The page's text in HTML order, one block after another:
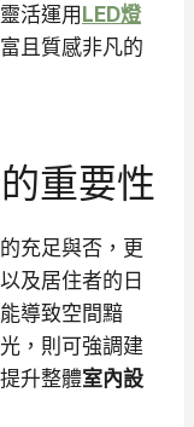
活運用LED燈
且質感非凡的
重要性
充足與否，更
及居住者的日
導致空間黯
，則可強調建
升整體室內設